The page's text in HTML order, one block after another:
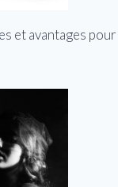
et avantages pour